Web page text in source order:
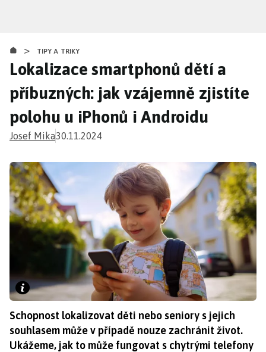
obsahu
> TIPY A TRIKY
Lokalizace smartphonů dětí a
příbuzných: jak vzájemně zjistíte
polohu u iPhonů i Androidu
Josef Mika30.11.2024
Schopnost lokalizovat děti nebo seniory s jejich
souhlasem může v případě nouze zachránit život.
Ukážeme, jak to může fungovat s chytrými telefony